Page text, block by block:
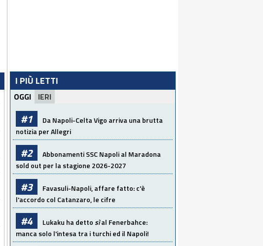
I PIÙ LETTI
OGGI IERI
#1
Da Napoli-Celta Vigo arriva una brutta
notizia per Allegri
#2
Abbonamenti SSC Napoli al Maradona
sold out per la stagione 2026-2027
#3
Favasuli-Napoli, affare fatto: c'è
l'accordo col Catanzaro, le cifre
#4 Lukaku ha dettosìal Fenerbahce:
manca solo l'intesa tra i turchi ed il Napoli!